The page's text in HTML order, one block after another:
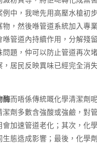
例中，我哋先用高壓水槍初
物，然後喺管道系統加入專
喺管道內持續作用，分解殘
問題，仲可以防止管道再次
，居民反映異味已經完全消
酶而唔係傳統嘅化學清潔劑
潔劑多數含強酸或強鹼，對
會加速管道老化；其次，化
生態造成影響；最後，化學